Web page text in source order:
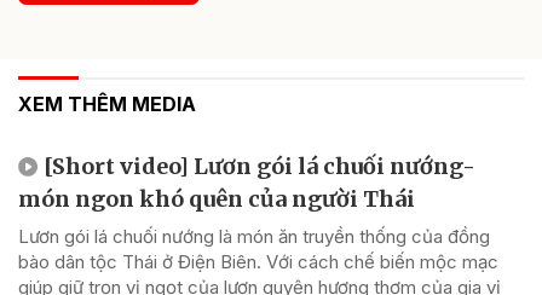
XEM THÊM MEDIA
[Short video] Lươn gói lá chuối nướng-
món ngon khó quên của người Thái
Lươn gói lá chuối nướng là món ăn truyền thống của đồng
bào dân tộc Thái ở Điện Biên. Với cách chế biến mộc mạc
giúp giữ trọn vị ngọt của lươn quyện hương thơm của gia vị